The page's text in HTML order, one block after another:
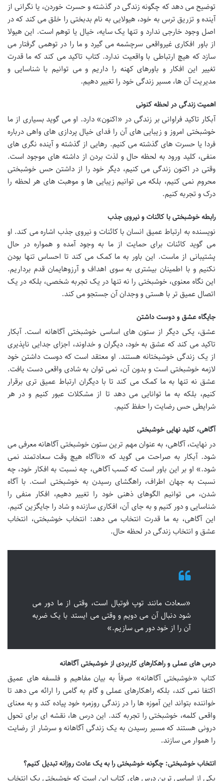
توضیح می دهد که چگونه زندگی در گذشته و حسرت خوردن، یا نگرانی از
آینده و تزریق ترس به خود، هیولایی به نام بدبختی را خلق می کند که در
اصل وجود خارجی ندارد و تنها یک سایه، خیال یا توهم است. این هیولا
از باور افکاری غیرواقعی سرچشمه می گیرد و ما را در توهمی گرفتار می
سازد که هیچ ارتباطی با واقعیت ندارد. کتاب تاکید می کند که ما قدرت
تغییر این افکار و باورهای کهنه را داریم و می توانیم با شناسایی و
مدیریت آن ها، مسیر زندگی خود را تغییر دهیم.
اهمیت زندگی در لحظه کنونی
آبکار تاکید فراوانی بر زندگی در «اکنون» دارد. او می گوید بسیاری از ما
خوشبختی امروز و زیبایی های آن را فدای خیال پردازی های واهی درباره
فردا یا حسرت های گذشته می کنیم. رهایی از گذشته و آینده نگری های
منفی، کلید ورود به لحظه حال و لذت بردن از داشته های موجود است.
وقتی در اکنون زندگی می کنیم، دیگر خود را از داشتن حس خوشبختی
محروم نمی کنیم، بلکه می توانیم زیبایی ها و موهبت های هر لحظه را
درک و تجربه کنیم.
رابطه خوشبختی با کائنات و نیروی جذب
نویسنده به ارتباط عمیق انسان با کائنات و نیروی جذب اشاره می کند. او
می گوید کائنات برای حمایت از ما به وجود آمده و همواره در حال
پشتیبانی از ماست. این باور به ما کمک می کند تا احساس تنها بودن
نکنیم و با اطمینان بیشتری به سوی اهداف و آرزوهایمان قدم برداریم.
این نگاه معنوی، خوشبختی را نه تنها در یک تجربه شخصی، بلکه در یک
اتصال عمیق تر با هستی و وجدان آن جستجو می کند.
جایگاه عشق و دوست داشتن
عشق، یکی دیگر از ستون های اساسی خوشبختی آگاهانه است. آبکار
تاکید می کند که عشق به خود، دیگران و خداوند، اجزای جدایی ناپذیری
از یک زندگی خوشبختانه هستند. او معتقد است که دوست داشتن خود
لازمه خوشبختی است و بدون آن، نمی توان به شادی واقعی دست یافت.
عشق نه تنها به ما کمک می کند تا با دیگران ارتباط عمیق تری برقرار
کنیم، بلکه به ما توانایی می دهد تا از مشکلات عبور کنیم و در هر
شرایطی حس رضایت را حفظ کنیم.
آگاهی، کلید نهایی خوشبختی
در نهایت، آگاهی، به عنوان مهم ترین ستون خوشبختی آگاهانه معرفی می
شود. آبکار به صراحت می گوید که «ناآگاه هیچ وقت سعادتمند نمی
شود.» او بر این باور است که کسب آگاهی، چه نسبت به افکار خود، چه
نسبت به جهان اطراف، راهگشای رسیدن به خوشبختی است. با آگاه
شدن، می توانیم الگوهای ذهنی خود را تغییر دهیم، افکار منفی را
شناسایی و دور کنیم و به جای آن، افکاری سازنده و شاد را جایگزین کنیم.
این آگاهی، به ما قدرت انتخاب می دهد: انتخاب خوشبختی، انتخاب
عشق و انتخاب زندگی در لحظه حال.
«سعادت مانند توپ فوتبال است، وقتی از ما دور می
شود دنبال آن می دویم و وقتی می ایستد با یک ضربه
آن را از خود دور می سازیم.»
درس های عملی و راهکارهای کاربردی از خوشبختی آگاهانه
کتاب «خوشبختی آگاهانه» صرفاً به بیان مفاهیم و فلسفه های عمیق
اکتفا نمی کند، بلکه راهکارهای عملی و گام به گامی را ارائه می دهد تا
خواننده بتواند این آموزه ها را در زندگی روزمره خود پیاده کند و به معنای
واقعی کلمه، خوشبختی را تجربه کند. این درس ها، نقشه ای برای تحول
درونی هستند که مسیر رسیدن به یک زندگی آگاهانه و سرشار از رضایت
را هموار می سازند.
انتخاب خوشبختی: چگونه خوشبختی را به یک عادت روزانه تبدیل کنیم؟
یکی از اساسی ترین درس های کتاب این است که خوشبختی یک انتخاب